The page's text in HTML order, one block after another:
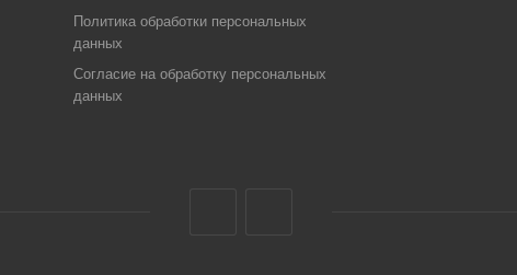
Политика обработки персональных
данных
Согласие на обработку персональных
данных